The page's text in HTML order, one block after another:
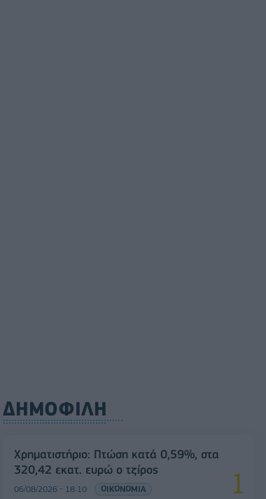
ΔΗΜΟΦΙΛΗ
Χρηματιστήριο: Πτώση κατά 0,59%, στα
320,42 εκατ. ευρώ ο τζίρος
06/08/2026 - 18:10 ΟΙΚΟΝΟΜΙΑ